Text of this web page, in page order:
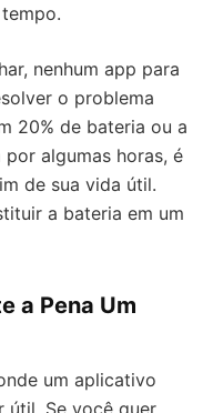
nenhum app para
o problema
20% de bateria ou a
algumas horas, é
de sua vida útil.
a bateria em um
a Pena Um
um aplicativo